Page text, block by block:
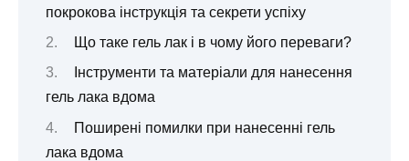
покрокова інструкція та секрети успіху
Що таке гель лак і в чому його переваги?
Інструменти та матеріали для нанесення
гель лака вдома
Поширені помилки при нанесенні гель
лака вдома